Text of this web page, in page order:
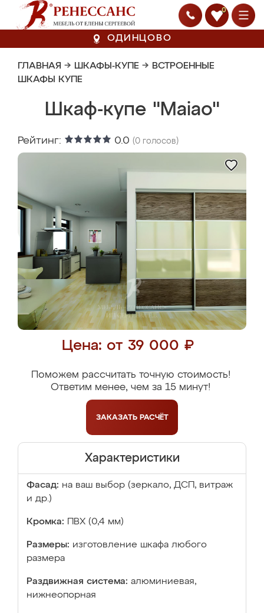
0
ОДИНЦОВО
ГЛАВНАЯ → ШКАФЫ-КУПЕ → ВСТРОЕННЫЕ
ШКАФЫ КУПЕ
Шкаф-купе "Maiao"
Рейтинг: 0.0 (0 голосов)
Цена: от 39 000 ₽
Поможем рассчитать точную стоимость!
Ответим менее, чем за 15 минут!
ЗАКАЗАТЬ РАСЧЁТ
Характеристики
Фасад: на ваш выбор (зеркало, ДСП, витраж
и др.)
Кромка: ПВХ (0,4 мм)
Размеры: изготовление шкафа любого
размера
Раздвижная система: алюминиевая,
нижнеопорная